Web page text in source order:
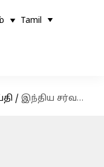
Tamil
/ இந்திய சர்வதேச திரைப்பட விழாவிற்கு தேர்வான ஜிகர்தண்டா டபுள் எக்ஸ்